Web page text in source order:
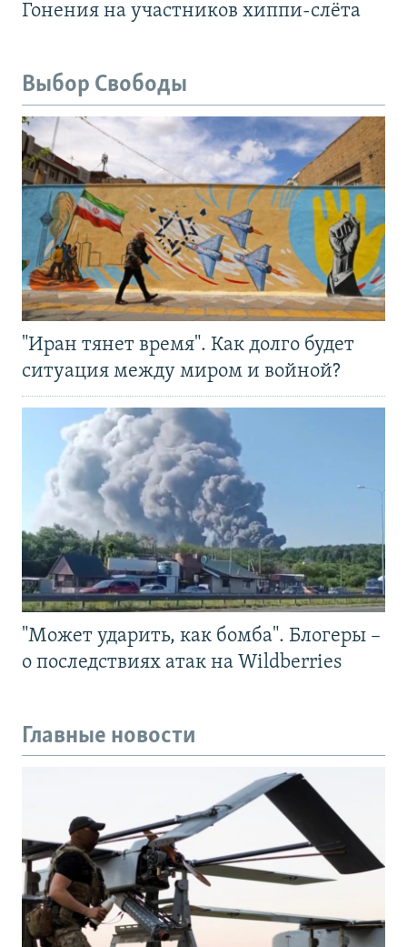
Гонения на участников хиппи-слёта
Выбор Свободы
"Иран тянет время". Как долго будет
ситуация между миром и войной?
"Может ударить, как бомба". Блогеры –
о последствиях атак на Wildberries
Главные новости